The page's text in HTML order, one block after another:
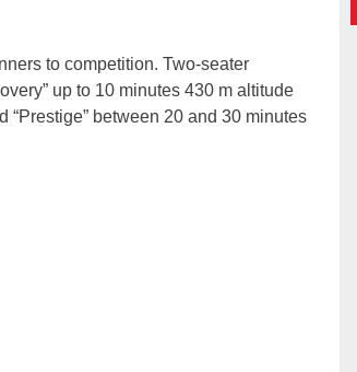
to competition. Two-seater
up to 10 minutes 430 m altitude
“Prestige” between 20 and 30 minutes